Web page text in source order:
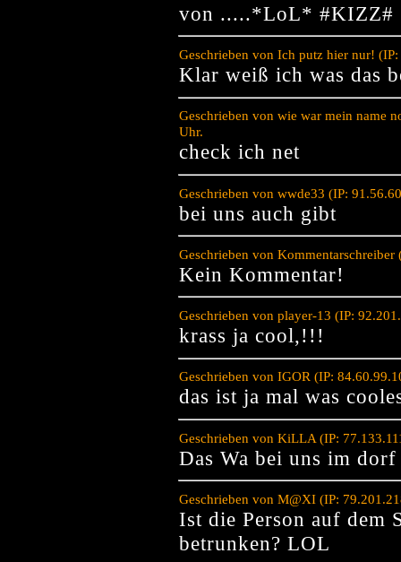
von .....*LoL* #KIZZ#
Geschrieben von Ich putz hier nur!
Klar weiß ich was das
Geschrieben von wie war mein name
Uhr.
check ich net
Geschrieben von wwde33 (IP:
bei uns auch gibt
Geschrieben von
Kein Kommentar!
Geschrieben von player-13 (IP:
krass ja cool,!!!
Geschrieben von IGOR (IP:
das ist ja mal was
Geschrieben von KiLLA (IP:
Das Wa bei uns im dorf
Geschrieben von M@XI (IP:
Ist die Person auf dem
betrunken? LOL